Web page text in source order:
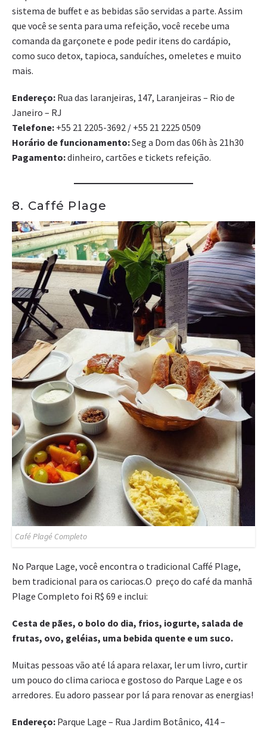
sistema de buffet e as bebidas são servidas a parte. Assim
que você se senta para uma refeição, você recebe uma
comanda da garçonete e pode pedir itens do cardápio,
como suco detox, tapioca, sanduíches, omeletes e muito
mais.
Endereço: Rua das laranjeiras, 147, Laranjeiras – Rio de
Janeiro – RJ
Telefone: +55 21 2205-3692 / +55 21 2225 0509
Horário de funcionamento:Seg a Dom das 06h às 21h30
Pagamento:dinheiro, cartões e tickets refeição.
8. Caffé Plage
Café Plagé Completo
No Parque Lage, você encontra o tradicional Caffé Plage,
bem tradicional para os cariocas.O preço do café da manhã
Plage Completo foi R$ 69 e inclui:
Cesta de pães, o bolo do dia, frios, iogurte, salada de
frutas, ovo, geléias, uma bebida quente e um suco.
Muitas pessoas vão até lá apara relaxar, ler um livro, curtir
um pouco do clima carioca e gostoso do Parque Lage e os
arredores. Eu adoro passear por lá para renovar as energias!
Endereço: Parque Lage – Rua Jardim Botânico, 414 –